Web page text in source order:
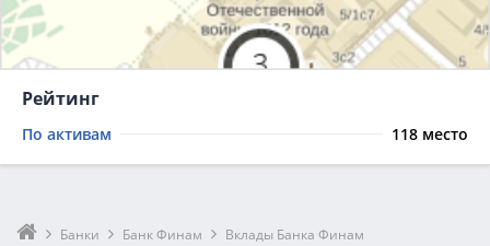
Рейтинг
По активам 118 место
Банки Банк Финам
Вклады Банка Финам